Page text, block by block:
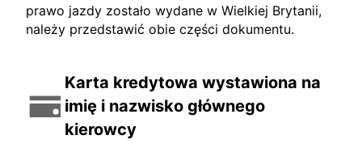
prawo jazdy zostało wydane w Wielkiej Brytanii,
należy przedstawić obie części dokumentu.
Karta kredytowa wystawiona na
imię i nazwisko głównego
kierowcy